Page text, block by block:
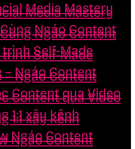
Media Mastery
Ngáo Content
Self-Made
– Ngáo Content
Content qua Video
1:1 xây kênh
Ngáo Content
Media Mastery
Ngáo Content
Self-Made
– Ngáo Content
Content qua Video
1:1 xây kênh
Ngáo Content